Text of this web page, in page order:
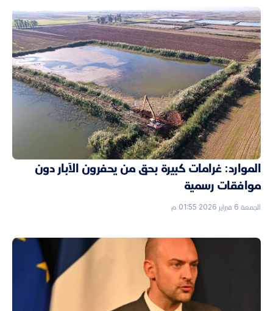
الموارد: غرامات كبيرة بحق من يحفرون الآبار دون
موافقات رسمية
الجمعة 6 فبراير 2026 01:55 م